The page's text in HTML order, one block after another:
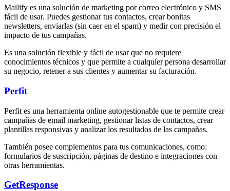
Mailify es una solución de marketing por correo electrónico y SMS
fácil de usar. Puedes gestionar tus contactos, crear bonitas
newsletters, enviarlas (sin caer en el spam) y medir con precisión el
impacto de tus campañas.
Es una solución flexible y fácil de usar que no requiere
conocimientos técnicos y que permite a cualquier persona desarrollar
su negocio, retener a sus clientes y aumentar su facturación.
Perfit
Perfit es una herramienta online autogestionable que te permite crear
campañas de email marketing, gestionar listas de contactos, crear
plantillas responsivas y analizar los resultados de las campañas.
También posee complementos para tus comunicaciones, como:
formularios de suscripción, páginas de destino e integraciones con
otras herramientas.
GetResponse